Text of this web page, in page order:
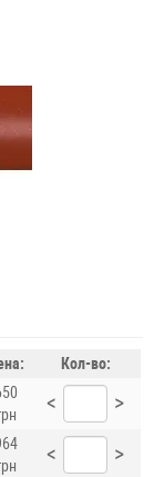
Кол-во:
< >
< >